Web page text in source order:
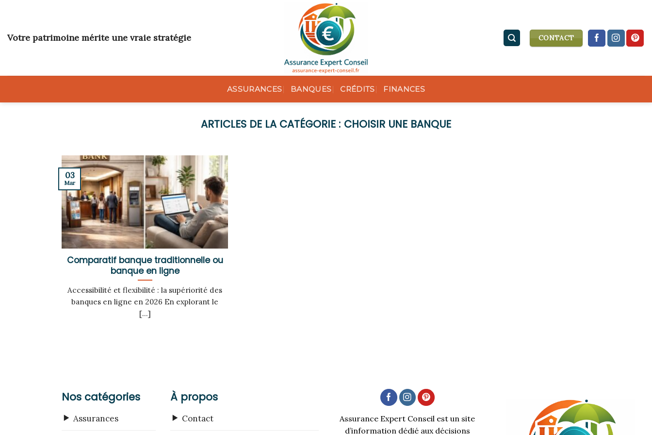
content
Votre patrimoine mérite une vraie stratégie CONTACT
ASSURANCES BANQUES CRÉDITS FINANCES
CHOISIR UNE BANQUE
Comparatif banque traditionnelle ou
banque en ligne
Accessibilité et flexibilité : la supériorité des
banques en ligne en 2026 En explorant le
[...]
03
Mar
Nos catégories
Assurances
À propos
Contact
Assurance Expert Conseil est un site
d’information dédié aux décisions